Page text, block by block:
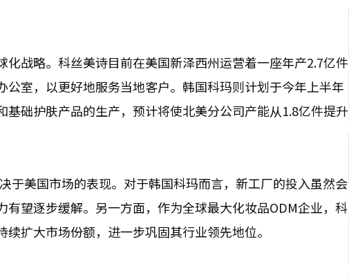
战略。科丝美诗目前在美国新泽西州运营着一座年产2.7亿件
室，以更好地服务当地客户。韩国科玛则计划于今年上半年
础护肤产品的生产，预计将使北美分公司产能从1.8亿件提升
于美国市场的表现。对于韩国科玛而言，新工厂的投入虽然会
望逐步缓解。另一方面，作为全球最大化妆品ODM企业，科
扩大市场份额，进一步巩固其行业领先地位。